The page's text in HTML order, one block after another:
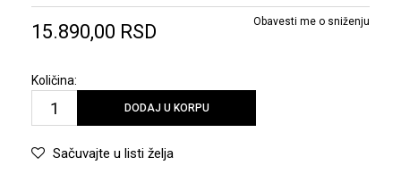
15.890,00 RSD Obavesti me o sniženju
Količina:
DODAJ U KORPU
Sačuvajte u listi želja